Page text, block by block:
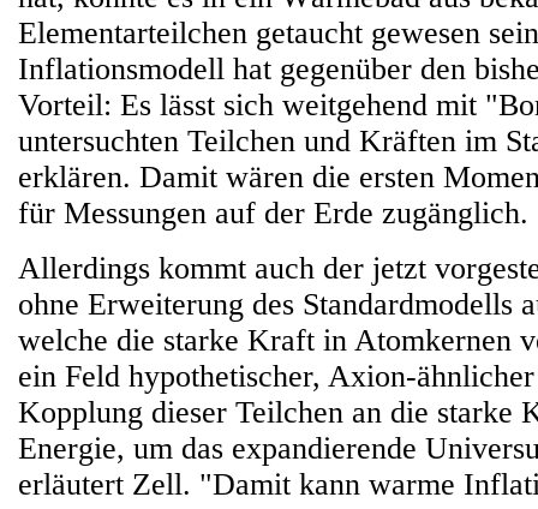
Elementarteilchen getaucht gewesen
Inflationsmodell hat gegenüber den
Vorteil: Es lässt sich weitgehend mit
untersuchten Teilchen und Kräften im
erklären. Damit wären die ersten
für Messungen auf der Erde zugänglich.
Allerdings kommt auch der jetzt
ohne Erweiterung des Standardmodells
welche die starke Kraft in Atomkernen
ein Feld hypothetischer, Axion-
Kopplung dieser Teilchen an die starke
Energie, um das expandierende
erläutert Zell. "Damit kann warme